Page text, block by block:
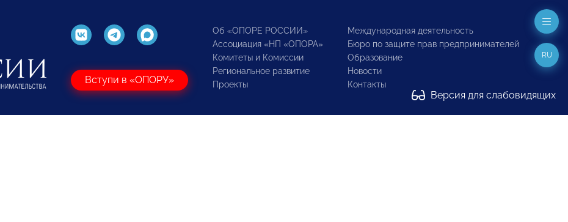
Вступи в «ОПОРУ»
Об «ОПОРЕ РОССИИ»
Ассоциация «НП «ОПОРА»
Комитеты и Комиссии
Региональное развитие
Проекты
Международная деятельность
Бюро по защите прав предпринимателей
Образование
Новости
Контакты
Версия для слабовидящих
RU